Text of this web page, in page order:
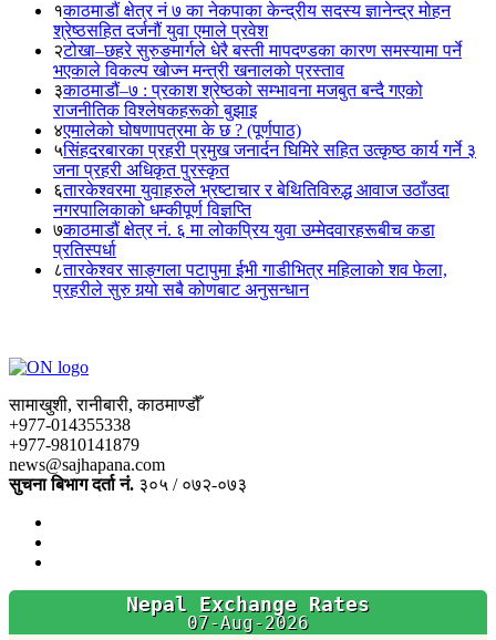
१काठमाडौं क्षेत्र नं ७ का नेकपाका केन्द्रीय सदस्य ज्ञानेन्द्र मोहन
श्रेष्ठसहित दर्जनौं युवा एमाले प्रवेश
२टोखा–छहरे सुरुङमार्गले धेरै बस्ती मापदण्डका कारण समस्यामा पर्ने
भएकाले विकल्प खोज्न मन्त्री खनालको प्रस्ताव
३काठमाडौं–७ : प्रकाश श्रेष्ठको सम्भावना मजबुत बन्दै गएको
राजनीतिक विश्लेषकहरूको बुझाइ
४एमालेको घोषणापत्रमा के छ ? (पूर्णपाठ)
५सिंहदरबारका प्रहरी प्रमुख जनार्दन घिमिरे सहित उत्कृष्ठ कार्य गर्ने ३
जना प्रहरी अधिकृत पुरस्कृत
६तारकेश्वरमा युवाहरुले भ्रष्टाचार र बेथितिविरुद्ध आवाज उठाँउदा
नगरपालिकाको धम्कीपूर्ण विज्ञप्ति
७काठमाडौं क्षेत्र नं. ६ मा लोकप्रिय युवा उम्मेदवारहरूबीच कडा
प्रतिस्पर्धा
८तारकेश्वर साङ्गला पटापुमा ईभी गाडीभित्र महिलाको शव फेला,
प्रहरीले सुरु गर्‍यो सबै कोणबाट अनुसन्धान
सामाखुशी, रानीबारी, काठमाण्डौँ
+977-014355338
+977-9810141879
news@sajhapana.com
सुचना बिभाग दर्ता नं. ३०५ / ०७२-०७३